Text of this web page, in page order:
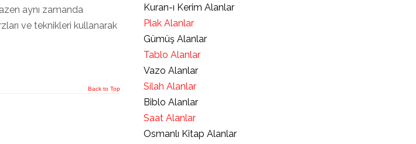
aynı zamanda
ve teknikleri kullanarak
Back to Top
Kuran-ı Kerim Alanlar
Plak Alanlar
Gümüş Alanlar
Tablo Alanlar
Vazo Alanlar
Silah Alanlar
Biblo Alanlar
Saat Alanlar
Osmanlı Kitap Alanlar